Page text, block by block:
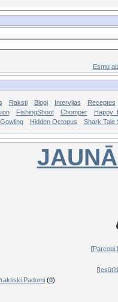
Esmu
Raksti Blogi Intervijas
Receptes
FishingShoot Chomper
Gowling Hidden Octopus Shark Tale
[
[
Padomi (0)